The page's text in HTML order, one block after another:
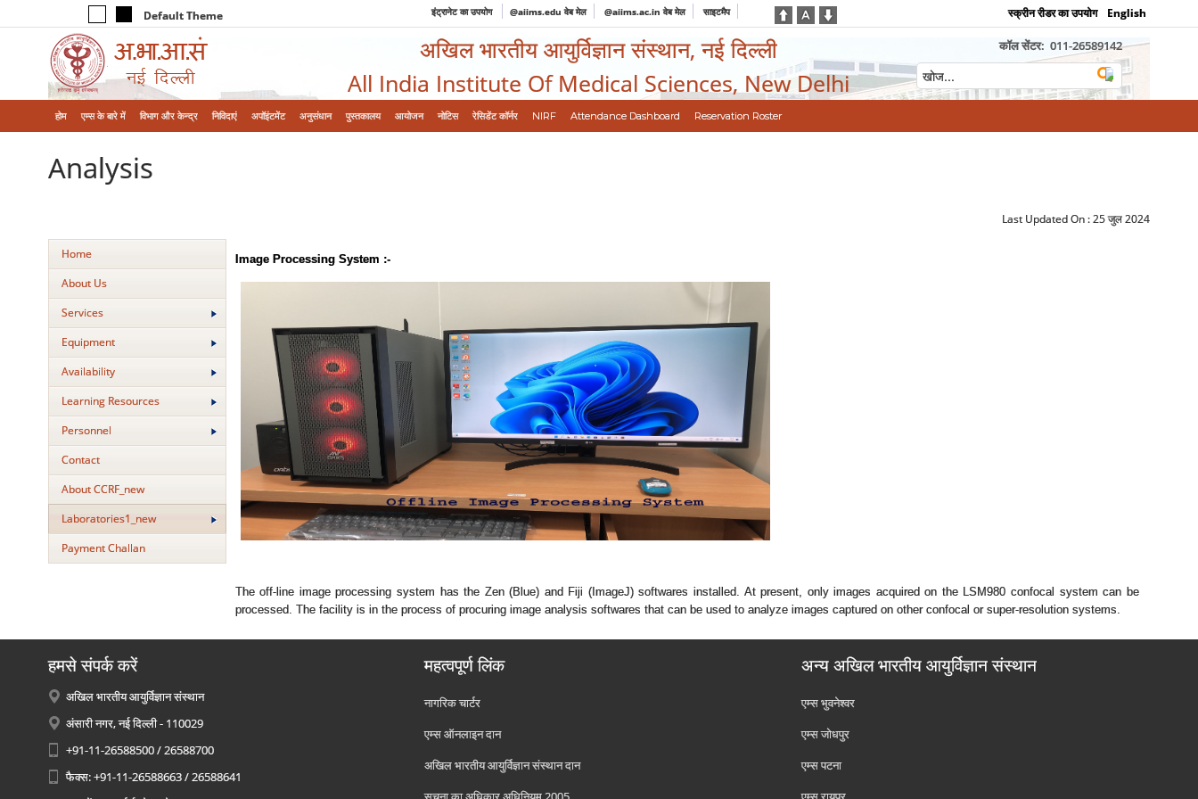
Default Theme इंट्रानेट का उपयोग @aiims.edu वेब मेल @aiims.ac.in वेब मेल साइटमैप स्क्रीन रीडर का उपयोग English
अखिल भारतीय आयुर्विज्ञान संस्थान, नई दिल्ली
All India Institute Of Medical Sciences, New Delhi
कॉल सेंटर: 011-26589142
होम एम्‍स के बारे में विभाग और केन्‍द्र निविदाएं अपॉइंटमेंट अनुसंधान पुस्तकालय आयोजन नोटिस रेसिडेंट कॉर्नर NIRF Attendance Dashboard Reservation Roster
Analysis
Last Updated On :25 जुल 2024
Home
About Us
Services
Equipment
Availability
Learning Resources
Personnel
Contact
About CCRF_new
Laboratories1_new
Payment Challan
Image Processing System :-
The off-line image processing system has the Zen (Blue) and Fiji (ImageJ) softwares installed. At present, only images acquired on the LSM980 confocal system can be
processed. The facility is in the process of procuring image analysis softwares that can be used to analyze images captured on other confocal or super-resolution systems.
हमसे संपर्क करें
अखिल भारतीय आयुर्विज्ञान संस्थान
अंसारी नगर, नई दिल्ली - 110029
+91-11-26588500 / 26588700
फैक्स: +91-11-26588663 / 26588641
महत्वपूर्ण लिंक
नागरिक चार्टर
एम्स ऑनलाइन दान
अखिल भारतीय आयुर्विज्ञान संस्थान दान
अन्य अखिल भारतीय आयुर्विज्ञान संस्थान
एम्‍स भुवनेश्वर
एम्‍स जोधपुर
एम्‍स पटना